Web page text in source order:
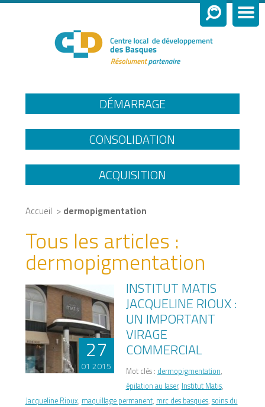
DÉMARRAGE
CONSOLIDATION
ACQUISITION
Accueil > dermopigmentation
Tous les articles :
dermopigmentation
27
01 2015
INSTITUT MATIS
JACQUELINE RIOUX :
UN IMPORTANT
VIRAGE
COMMERCIAL
Mot clés : dermopigmentation,
épilation au laser, Institut Matis,
Jacqueline Rioux, maquillage permanent, mrc des basques, soins du